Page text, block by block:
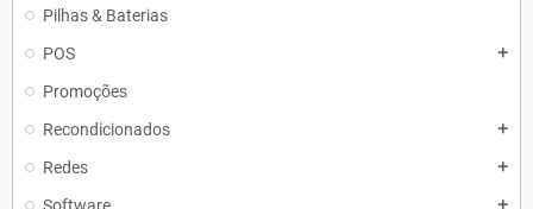
Pilhas & Baterias
POS
add
Promoções
Recondicionados
add
Redes add
add